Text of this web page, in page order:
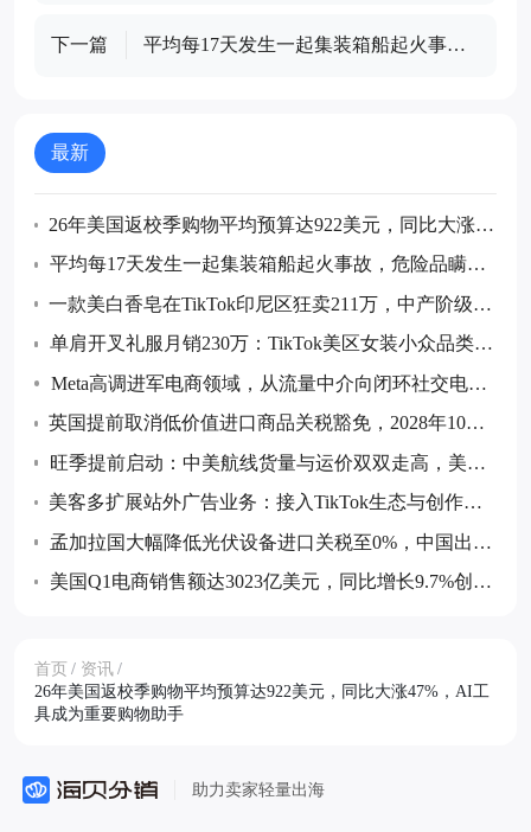
下一篇
平均每17天发生一起集装箱船起火事
最新
26年美国返校季购物平均预算达922美元，同比大涨4
7%，AI工具成为重要购物助手
平均每17天发生一起集装箱船起火事故，危险品瞒报
成航运业最大安全威胁
一款美白香皂在TikTok印尼区狂卖211万，中产阶级消
费升级驱动美妆个护赛道爆发
单肩开叉礼服月销230万：TikTok美区女装小众品类
靠“仪式感”消费爆发
Meta高调进军电商领域，从流量中介向闭环社交电商
转型
英国提前取消低价值进口商品关税豁免，2028年10月
起135英镑以下包裹也将征税
旺季提前启动：中美航线货量与运价双双走高，美西
运价单周大涨51%
美客多扩展站外广告业务：接入TikTok生态与创作者
网络，推出可购物视频广告
孟加拉国大幅降低光伏设备进口关税至0%，中国出口
企业迎来重大利好
美国Q1电商销售额达3023亿美元，同比增长9.7%创近
首页 / 资讯 /
26年美国返校季购物平均预算达922美元，同比大涨47%，AI工
具成为重要购物助手
助力卖家轻量出海